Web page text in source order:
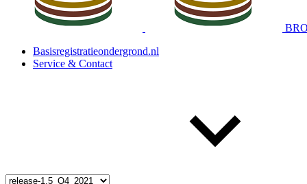
Basisregistratieondergrond.nl
Service & Contact